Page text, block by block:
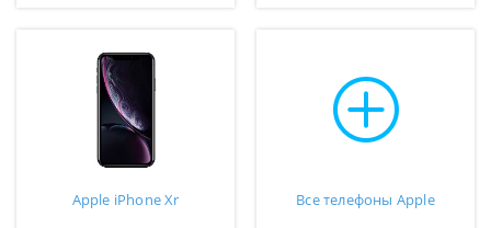
Apple iPhone Xr Все телефоны Apple